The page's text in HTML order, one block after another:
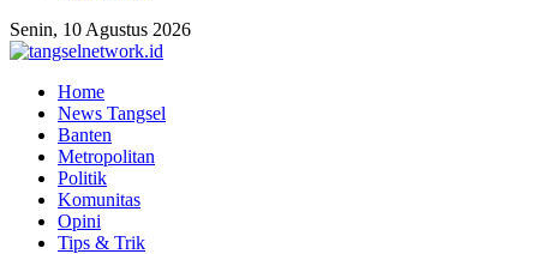
Senin, 10 Agustus 2026
Home
News Tangsel
Banten
Metropolitan
Politik
Komunitas
Opini
Tips & Trik